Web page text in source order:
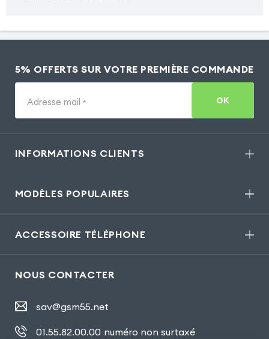
5% OFFERTS SUR VOTRE PREMIÈRE COMMANDE
Adresse mail * OK
INFORMATIONS CLIENTS
MODÈLES POPULAIRES
ACCESSOIRE TÉLÉPHONE
NOUS CONTACTER
sav@gsm55.net
01.55.82.00.00 numéro non surtaxé